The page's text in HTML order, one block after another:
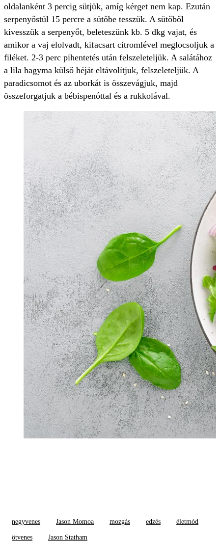
oldalanként 3 percig sütjük, amíg kérget nem kap. Ezután
serpenyőstül 15 percre a sütőbe tesszük. A sütőből
kivesszük a serpenyőt, beleteszünk kb. 5 dkg vajat, és
amikor a vaj elolvadt, kifacsart citromlével meglocsoljuk a
filéket. 2-3 perc pihentetés után felszeleteljük. A salátához
a lila hagyma külső héját eltávolítjuk, felszeleteljük. A
paradicsomot és az uborkát is összevágjuk, majd
összeforgatjuk a bébispenóttal és a rukkolával.
negyvenes Jason Momoa mozgás edzés életmód
ötvenes Jason Statham